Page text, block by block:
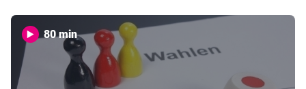
80 min